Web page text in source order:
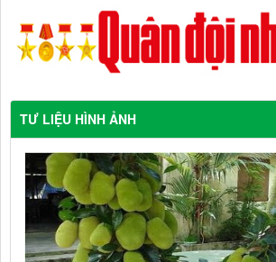
TƯ LIỆU HÌNH ẢNH